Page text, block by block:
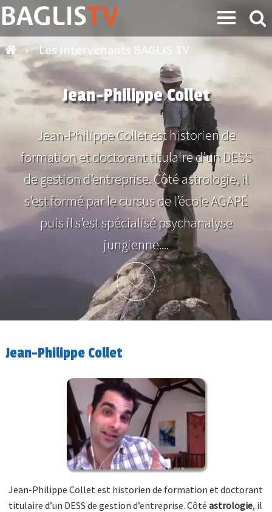
› Les Intervenants BAGLIS TV
Jean-Philippe Collet
Jean-Philippe Collet est historien de
formation et doctorant titulaire d’un DESS
de gestion d’entreprise. Côté astrologie, il
s’est formé par le cursus de l’école AGAPÉ
puis il s’est spécialisé psychanalyse
jungienne....
Plus d'info
Jean-Philippe Collet
Jean-Philippe Collet est historien de formation et doctorant
titulaire d’un DESS de gestion d’entreprise. Côtéastrologie, il